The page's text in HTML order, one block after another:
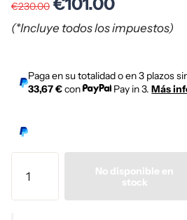
€230.00
(*Incluye todos los impuestos)
Paga en su totalidad o en 3 plazos
33,67 €con Pay in 3.Más
No disponible en
stock